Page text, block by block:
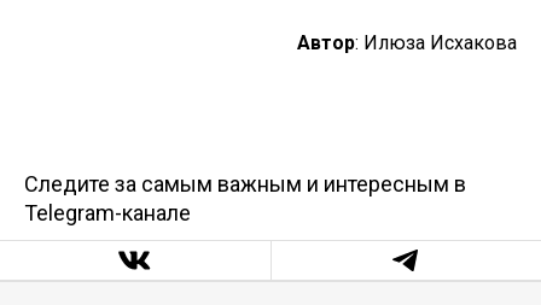
Автор: Илюза Исхакова
Следите за самым важным и интересным в
Telegram-канале